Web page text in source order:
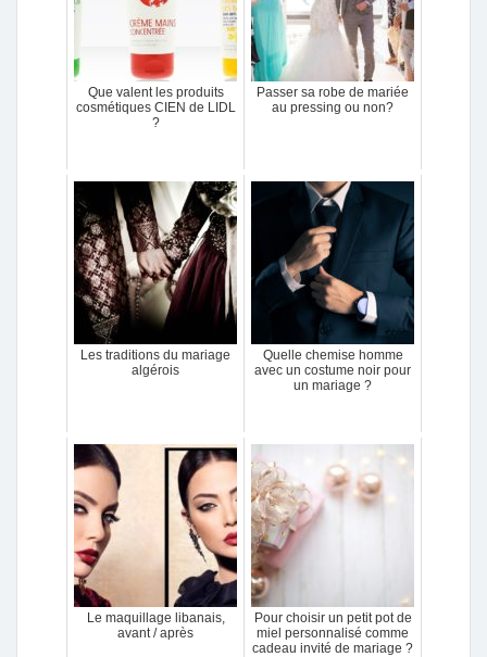
Que valent les produits
cosmétiques CIEN de LIDL
?
Passer sa robe de mariée
au pressing ou non?
Les traditions du mariage
algérois
Quelle chemise homme
avec un costume noir pour
un mariage ?
Le maquillage libanais,
avant / après
Pour choisir un petit pot de
miel personnalisé comme
cadeau invité de mariage ?